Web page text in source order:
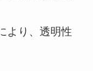
より、透明性